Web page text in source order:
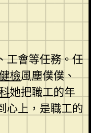
會等任務。任
檢風塵僕僕、
她把職工的年
心上，是職工的